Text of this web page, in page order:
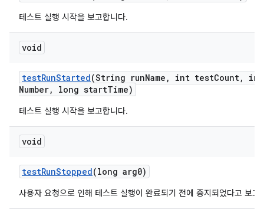
테스트 실행 시작을 보고합니다.
void
testRunStarted(String runName , int testCount,
int
Number, long startTime)
테스트 실행 시작을 보고합니다.
void
testRunStopped(long arg0)
사용자 요청으로 인해 테스트 실행이 완료되기 전에 중지되었다고 보고